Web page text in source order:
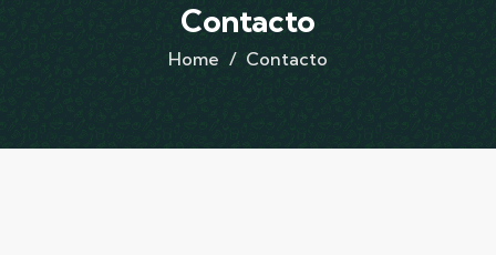
Contacto
Home Contacto